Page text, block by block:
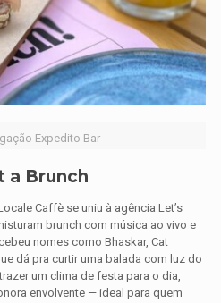
Expedito Bar
a Brunch
Caffè se uniu à agência Let’s
brunch com música ao vivo e
nomes como Bhaskar, Cat
dá pra curtir uma balada com luz do
um clima de festa para o dia,
envolvente — ideal para quem